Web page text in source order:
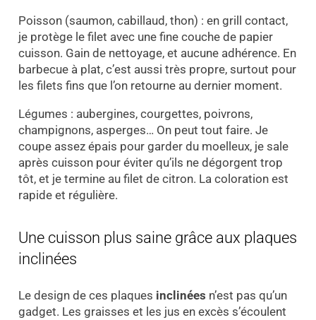
Poisson (saumon, cabillaud, thon) : en grill contact,
je protège le filet avec une fine couche de papier
cuisson. Gain de nettoyage, et aucune adhérence. En
barbecue à plat, c’est aussi très propre, surtout pour
les filets fins que l’on retourne au dernier moment.
Légumes : aubergines, courgettes, poivrons,
champignons, asperges… On peut tout faire. Je
coupe assez épais pour garder du moelleux, je sale
après cuisson pour éviter qu’ils ne dégorgent trop
tôt, et je termine au filet de citron. La coloration est
rapide et régulière.
Une cuisson plus saine grâce aux plaques
inclinées
Le design de ces plaques inclinées n’est pas qu’un
gadget. Les graisses et les jus en excès s’écoulent